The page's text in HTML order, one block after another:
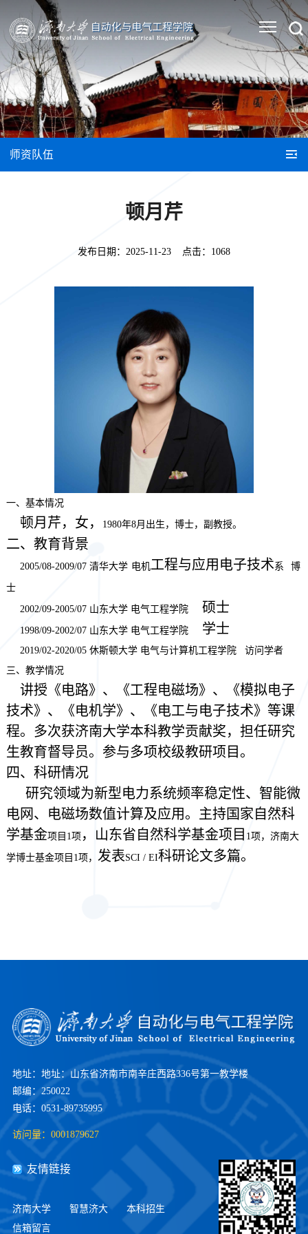
师资队伍
顿月芹
发布日期： 2025-11-23点击： 1068
一、基本情况
顿月芹，女， 1980年8月出生，博士，副教授。
二、教育背景
2005/08-2009/07 清华大学 电机工程与应用电子技术系 博
士
2002/09-2005/07 山东大学 电气工程学院 硕士
1998/09-2002/07 山东大学 电气工程学院 学士
2019/02-2020/05 休斯顿大学 电气与计算机工程学院 访问学者
三、教学情况
讲授《电路》、《工程电磁场》、《模拟电子
技术》、《电机学》、《电工与电子技术》等课
程。多次获济南大学本科教学贡献奖，担任研究
生教育督导员。参与多项校级教研项目。
四、科研情况
研究领域为新型电力系统频率稳定性、智能微
电网、电磁场数值计算及应用。主持国家自然科
学基金项目 1项，山东省自然科学基金项目 1项，济南大
学博士基金项目 1项， 发表SCI / EI科研论文多篇。
地址：地址：山东省济南市南辛庄西路336号第一教学楼
邮编：250022
电话：0531-89735995
访问量： 0001879627
友情链接
济南大学 智慧济大
本科招生
信箱留言